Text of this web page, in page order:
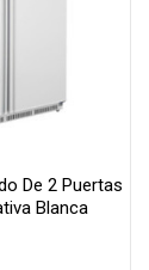
De 2 Puertas
Blanca